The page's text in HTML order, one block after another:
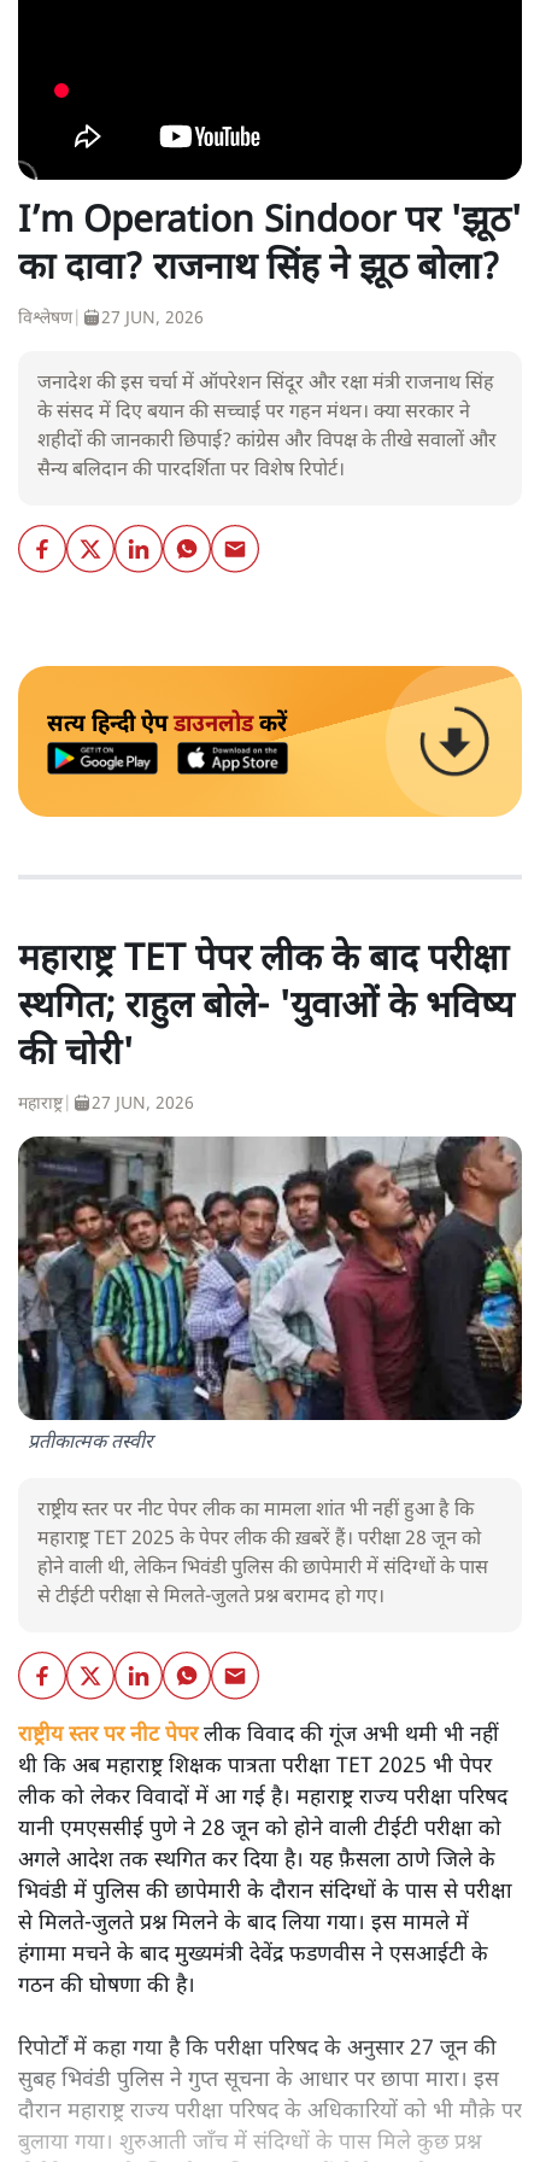
I’m Operation Sindoor पर 'झूठ'
का दावा? राजनाथ सिंह ने झूठ बोला?
विश्लेषण| 27 JUN, 2026
जनादेश की इस चर्चा में ऑपरेशन सिंदूर और रक्षा मंत्री राजनाथ सिंह
के संसद में दिए बयान की सच्चाई पर गहन मंथन। क्या सरकार ने
शहीदों की जानकारी छिपाई? कांग्रेस और विपक्ष के तीखे सवालों और
सैन्य बलिदान की पारदर्शिता पर विशेष रिपोर्ट।
सत्य हिन्दी ऐपडाउनलोडकरें
महाराष्ट्र TET पेपर लीक के बाद परीक्षा
स्थगित; राहुल बोले- 'युवाओं के भविष्य
की चोरी'
महाराष्ट्र| 27 JUN, 2026
प्रतीकात्मक तस्वीर
राष्ट्रीय स्तर पर नीट पेपर लीक का मामला शांत भी नहीं हुआ है कि
महाराष्ट्र TET 2025 के पेपर लीक की ख़बरें हैं। परीक्षा 28 जून को
होने वाली थी, लेकिन भिवंडी पुलिस की छापेमारी में संदिग्धों के पास
से टीईटी परीक्षा से मिलते-जुलते प्रश्न बरामद हो गए।
राष्ट्रीय स्तर पर नीट पेपरलीक विवाद की गूंज अभी थमी भी नहीं
थी कि अब महाराष्ट्र शिक्षक पात्रता परीक्षा TET 2025 भी पेपर
लीक को लेकर विवादों में आ गई है। महाराष्ट्र राज्य परीक्षा परिषद
यानी एमएससीई पुणे ने 28 जून को होने वाली टीईटी परीक्षा को
अगले आदेश तक स्थगित कर दिया है। यह फ़ैसला ठाणे जिले के
भिवंडी में पुलिस की छापेमारी के दौरान संदिग्धों के पास से परीक्षा
से मिलते-जुलते प्रश्न मिलने के बाद लिया गया। इस मामले में
हंगामा मचने के बाद मुख्यमंत्री देवेंद्र फडणवीस ने एसआईटी के
गठन की घोषणा की है।
रिपोर्टों में कहा गया है कि परीक्षा परिषद के अनुसार 27 जून की
सुबह भिवंडी पुलिस ने गुप्त सूचना के आधार पर छापा मारा। इस
दौरान महाराष्ट्र राज्य परीक्षा परिषद के अधिकारियों को भी मौक़े पर
बुलाया गया। शुरुआती जाँच में संदिग्धों के पास मिले कुछ प्रश्न